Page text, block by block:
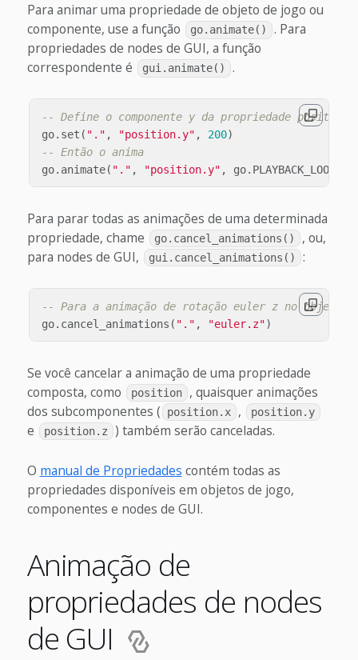
Para animar uma propriedade de objeto de jogo ou
componente, use a função
go.animate()
. Para
propriedades de nodes de GUI, a função
correspondente é
gui.animate() .
-- Define o componente y da propriedade position
go. set ( "." , "position.y" , 200)
-- Então o anima
go. animate( "." , "position.y" , go.
Para parar todas as animações de uma determinada
propriedade, chame
go.cancel_animations()
, ou,
para nodes de GUI,
gui.cancel_animations() :
-- Para a animação de rotação euler z no objeto
go. cancel_animations ( "." , "euler.z")
Se você cancelar a animação de uma propriedade
composta, como
position
, quaisquer animações
dos subcomponentes (
position.x , position.y
e position.z ) também serão canceladas.
O manual de Propriedades contém todas as
propriedades disponíveis em objetos de jogo,
componentes e nodes de GUI.
Animação de
propriedades de nodes
de GUI